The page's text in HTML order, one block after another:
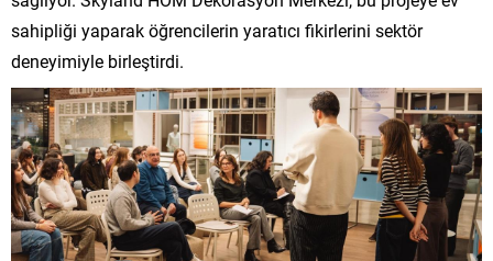
sahipliği yaparak öğrencilerin yaratıcı fikirlerini sektör
deneyimiyle birleştirdi.